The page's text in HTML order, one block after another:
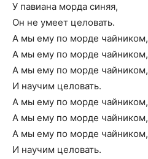
У павиана морда синяя,
Он не умеет целовать.
А мы ему по морде чайником,
А мы ему по морде чайником,
А мы ему по морде чайником,
И научим целовать.
А мы ему по морде чайником,
А мы ему по морде чайником,
А мы ему по морде чайником,
И научим целовать.